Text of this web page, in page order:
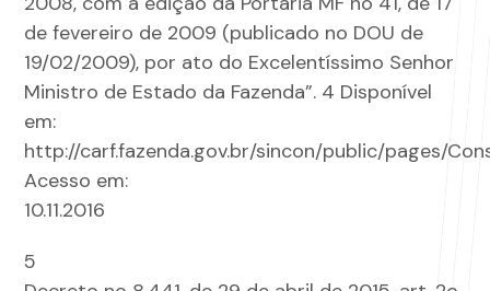
de fevereiro de 2009 (publicado no DOU de
19/02/2009), por ato do Excelentíssimo Senhor
Ministro de Estado da Fazenda”. 4 Disponível
em:
http://carf.fazenda.gov.br/sincon/public/pages/
Acesso em:
10.11.2016
5